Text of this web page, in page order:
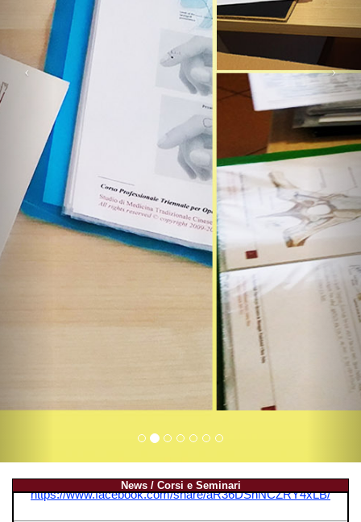
News / Corsi e Seminari